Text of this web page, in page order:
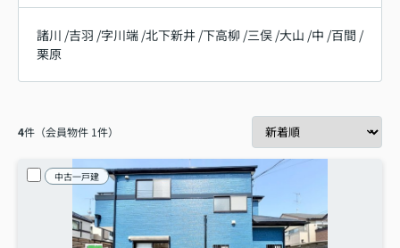
諸川 /吉羽 /字川端 /北下新井 /下高柳 /三俣 /大山 /中 /百間 /
栗原
4件（会員物件 1件）
中古一戸建